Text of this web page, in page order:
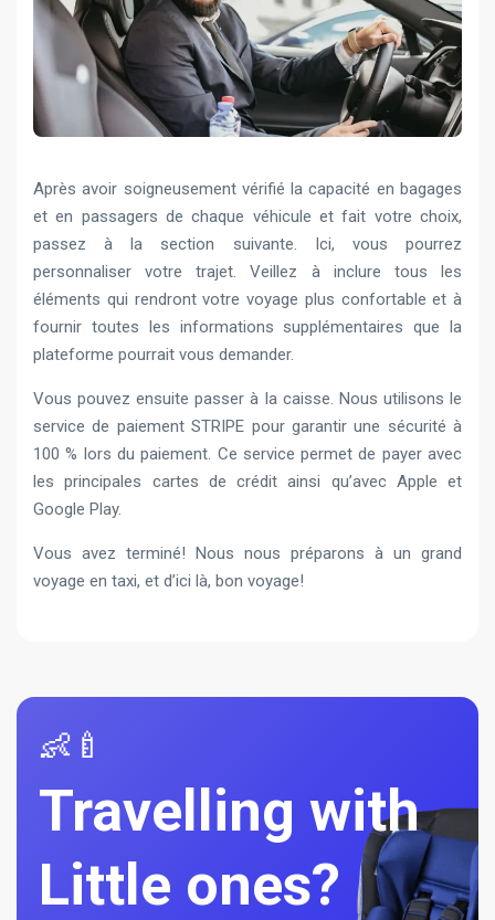
Après avoir soigneusement vérifié la capacité en bagages
et en passagers de chaque véhicule et fait votre choix,
passez à la section suivante. Ici, vous pourrez
personnaliser votre trajet. Veillez à inclure tous les
éléments qui rendront votre voyage plus confortable et à
fournir toutes les informations supplémentaires que la
plateforme pourrait vous demander.
Vous pouvez ensuite passer à la caisse. Nous utilisons le
service de paiement STRIPE pour garantir une sécurité à
100 % lors du paiement. Ce service permet de payer avec
les principales cartes de crédit ainsi qu’avec Apple et
Google Play.
Vous avez terminé! Nous nous préparons à un grand
voyage en taxi, et d’ici là, bon voyage!
👶🍼
Travelling with
Little ones?